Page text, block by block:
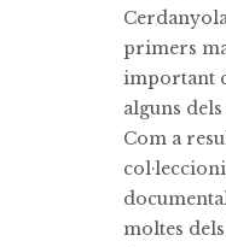
primers
important
alguns
Com a
moltes